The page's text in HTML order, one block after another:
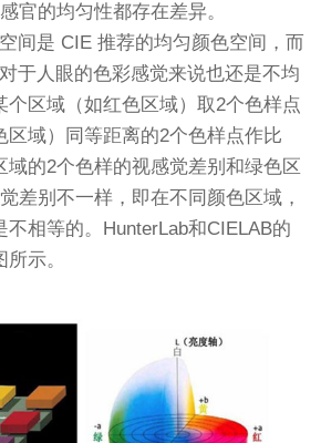
官的均匀性都存在差异。
间是 CIE 推荐的均匀颜色空间，而
于人眼的色彩感觉来说也还是不均
个区域（如红色区域）取2个色样点
区域）同等距离的2个色样点作比
域的2个色样的视感觉差别和绿色区
差别不一样，即在不同颜色区域，
相等的。HunterLab和CIELAB的
示。